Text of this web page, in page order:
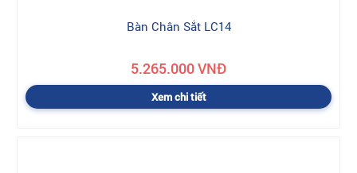
Bàn Chân Sắt LC14
5.265.000 VNĐ
Xem chi tiết